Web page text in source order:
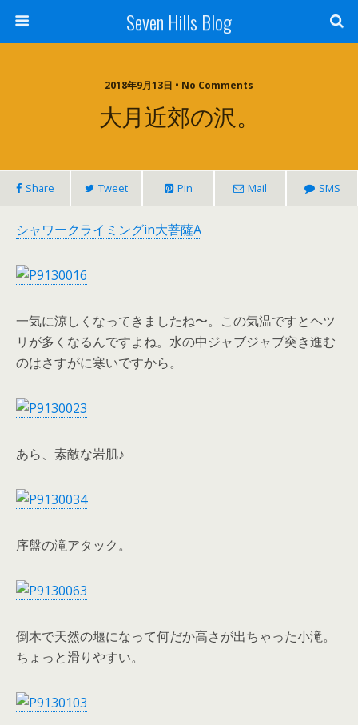
Seven Hills Blog
2018年9月13日 • No Comments
大月近郊の沢。
Share Tweet Pin Mail SMS
シャワークライミングin大菩薩A
一気に涼しくなってきましたね〜。この気温ですとヘツ
リが多くなるんですよね。水の中ジャブジャブ突き進む
のはさすがに寒いですから。
あら、素敵な岩肌♪
序盤の滝アタック。
倒木で天然の堰になって何だか高さが出ちゃった小滝。
ちょっと滑りやすい。